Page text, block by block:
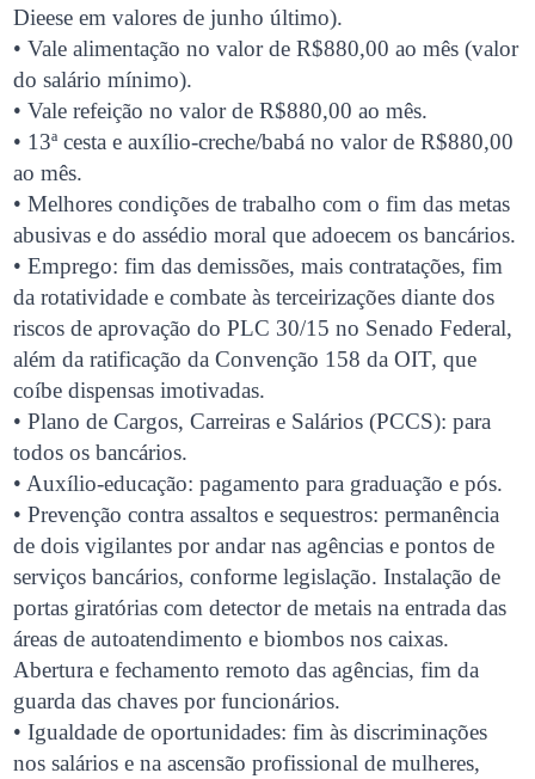
Dieese em valores de junho último).
• Vale alimentação no valor de R$880,00 ao mês (valor
do salário mínimo).
• Vale refeição no valor de R$880,00 ao mês.
• 13ª cesta e auxílio-creche/babá no valor de R$880,00
ao mês.
• Melhores condições de trabalho com o fim das metas
abusivas e do assédio moral que adoecem os bancários.
• Emprego: fim das demissões, mais contratações, fim
da rotatividade e combate às terceirizações diante dos
riscos de aprovação do PLC 30/15 no Senado Federal,
além da ratificação da Convenção 158 da OIT, que
coíbe dispensas imotivadas.
• Plano de Cargos, Carreiras e Salários (PCCS): para
todos os bancários.
• Auxílio-educação: pagamento para graduação e pós.
• Prevenção contra assaltos e sequestros: permanência
de dois vigilantes por andar nas agências e pontos de
serviços bancários, conforme legislação. Instalação de
portas giratórias com detector de metais na entrada das
áreas de autoatendimento e biombos nos caixas.
Abertura e fechamento remoto das agências, fim da
guarda das chaves por funcionários.
• Igualdade de oportunidades: fim às discriminações
nos salários e na ascensão profissional de mulheres,